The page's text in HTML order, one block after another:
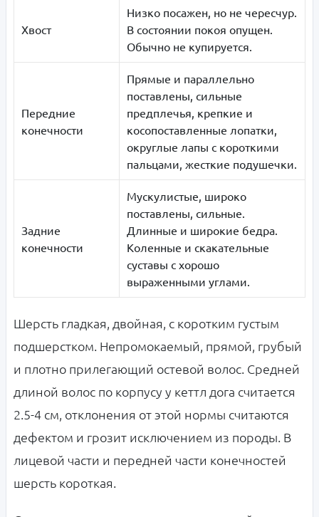
Хвост
Низко посажен, но не чересчур.
В состоянии покоя опущен.
Обычно не купируется.
Передние
конечности
Прямые и параллельно
поставлены, сильные
предплечья, крепкие и
косопоставленные лопатки,
округлые лапы с короткими
пальцами, жесткие подушечки.
Задние
конечности
Мускулистые, широко
поставлены, сильные.
Длинные и широкие бедра.
Коленные и скакательные
суставы с хорошо
выраженными углами.
Шерсть гладкая, двойная, с коротким густым
подшерстком. Непромокаемый, прямой, грубый
и плотно прилегающий остевой волос. Средней
длиной волос по корпусу у кеттл дога считается
2.5-4 см, отклонения от этой нормы считаются
дефектом и грозит исключением из породы. В
лицевой части и передней части конечностей
шерсть короткая.